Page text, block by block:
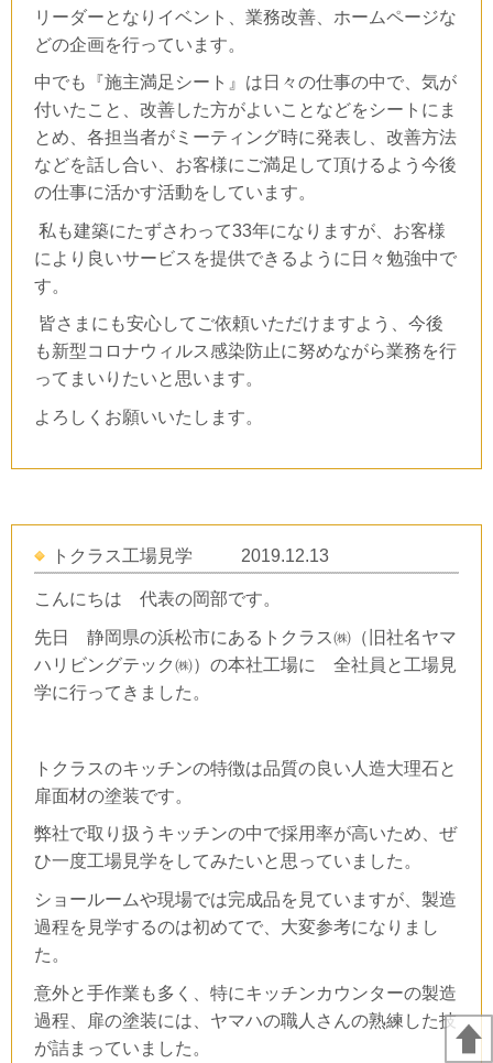
リーダーとなりイベント、業務改善、ホームページな
どの企画を行っています。
中でも『施主満足シート』は日々の仕事の中で、気が
付いたこと、改善した方がよいことなどをシートにま
とめ、各担当者がミーティング時に発表し、改善方法
などを話し合い、お客様にご満足して頂けるよう今後
の仕事に活かす活動をしています。
私も建築にたずさわって33年になりますが、お客様
により良いサービスを提供できるように日々勉強中で
す。
皆さまにも安心してご依頼いただけますよう、今後
も新型コロナウィルス感染防止に努めながら業務を行
ってまいりたいと思います。
よろしくお願いいたします。
トクラス工場見学 2019.12.13
こんにちは 代表の岡部です。
先日 静岡県の浜松市にあるトクラス㈱（旧社名ヤマ
ハリビングテック㈱）の本社工場に 全社員と工場見
学に行ってきました。
トクラスのキッチンの特徴は品質の良い人造大理石と
扉面材の塗装です。
弊社で取り扱うキッチンの中で採用率が高いため、ぜ
ひ一度工場見学をしてみたいと思っていました。
ショールームや現場では完成品を見ていますが、製造
過程を見学するのは初めてで、大変参考になりまし
た。
意外と手作業も多く、特にキッチンカウンターの製造
過程、扉の塗装には、ヤマハの職人さんの熟練した技
が詰まっていました。